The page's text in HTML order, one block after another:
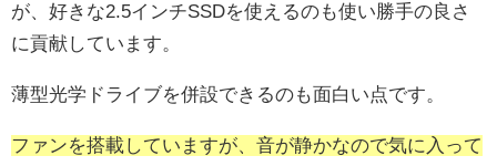
が、好きな2.5インチSSDを使えるのも使い勝手の良さ
に貢献しています。
薄型光学ドライブを併設できるのも面白い点です。
ファンを搭載していますが、音が静かなので気に入って